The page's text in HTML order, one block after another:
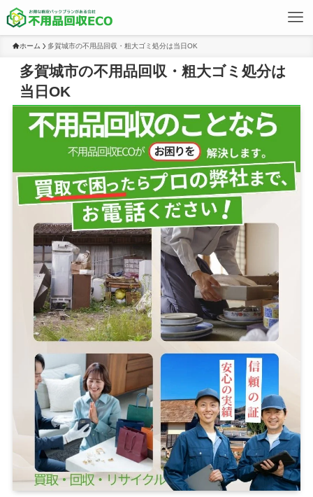
ホーム 多賀城市の不用品回収・粗大ゴミ処分は当日OK
多賀城市の不用品回収・粗大ゴミ処分は
当日OK